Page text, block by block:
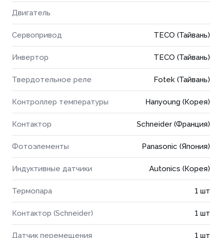
Двигатель
Сервопривод TECO (Тайвань)
Инвертор TECO (Тайвань)
Твердотельное реле Fotek (Тайвань)
Контроллер температуры Hanyoung (Корея)
Контактор Schneider (Франция)
Фотоэлементы Panasonic (Япония)
Индуктивные датчики Autonics (Корея)
Термопара 1 шт
Контактор (Schneider) 1 шт
Датчик перемещения 1 шт